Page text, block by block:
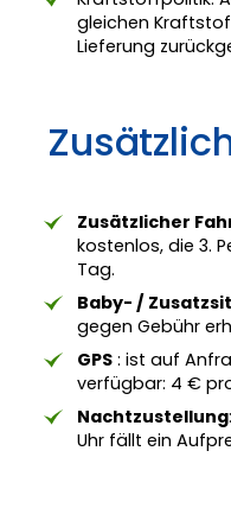
gleichen
Lieferung
Zusätzlicher
kostenlos, die 3.
Tag.
Baby- /
gegen Gebühr
GPS : ist auf
verfügbar: 4 €
Nachtzustellung
Uhr fällt ein